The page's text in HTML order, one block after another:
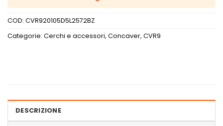
COD: CVR920105D5L2572BZ
Categorie: Cerchi e accessori, Concaver, CVR9
DESCRIZIONE